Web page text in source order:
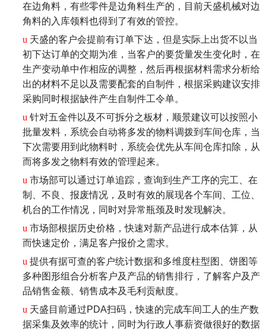
在边角料，有些零件是边角料生产的，目前天盛机械对边
角料的入库领料也得到了有效的管控。
u 天盛的客户会提前有订单下达，但是实际上出货不以当
初下达订单的交期为准，当客户的要货量发生变化时，在
生产变动单中作相应的调整，然后再根据材料需求分析给
出的材料不足以及需要配套的自制件，根据采购建议安排
采购同时根据缺件产生自制件工令单。
u 针对五金件以及不可拆分之板材，顺景建议可以按照小
批量发料，系统会自动将多发的物料调拨到车间仓库，当
下次需要用到此物料时，系统会优先从车间仓库扣除，从
而将多发之物料有效的管理起来。
u 市场部可以通过订单追踪，查询到生产工序的完工、在
制、不良、报废情况，及时有效的展现各个车间、工位、
机台的工作情况，同时对异常瓶颈及时发现解决。
u 市场部根据历史价格，快速对新产品进行成本估算，从
而快速定价，满足客户报价之需求。
u 提供有据可查的客户统计数据和多维度柱型图、饼图等
多种图形组合分析客户及产品的销售排行，了解客户及产
品销售金额、销售成本及毛利贡献度。
u 天盛目前通过PDA扫码，快速的完成车间工人的生产数
据采集及效率的统计，同时为行政人事薪资做很好的数据